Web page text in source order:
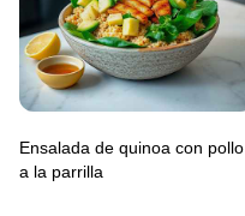
Ensalada de quinoa con pollo
a la parrilla